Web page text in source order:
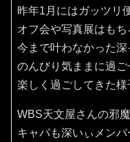
昨年1月にはガッツリ
オフ会や写真展はもち
今まで叶わなかった
のんびり気ままに過
楽しく過ごしてきた
WBS天文屋さんの邪
キャパも深いぃメンバ